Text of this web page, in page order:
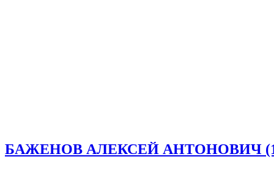
БАЖЕНОВ АЛЕКСЕЙ АНТОНОВИЧ